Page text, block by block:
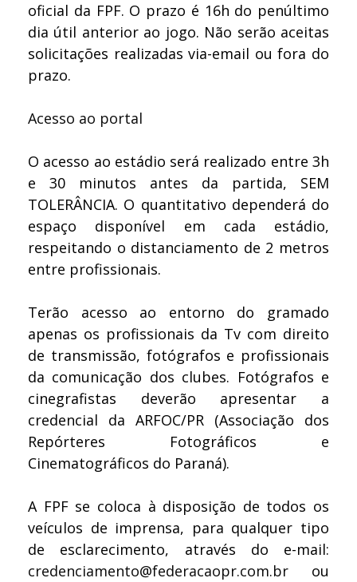
oficial da FPF. O prazo é 16h do penúltimo
dia útil anterior ao jogo. Não serão aceitas
solicitações realizadas via-email ou fora do
prazo.
Acesso ao portal
O acesso ao estádio será realizado entre 3h
e 30 minutos antes da partida, SEM
TOLERÂNCIA. O quantitativo dependerá do
espaço disponível em cada estádio,
respeitando o distanciamento de 2 metros
entre profissionais.
Terão acesso ao entorno do gramado
apenas os profissionais da Tv com direito
de transmissão, fotógrafos e profissionais
da comunicação dos clubes. Fotógrafos e
cinegrafistas deverão apresentar a
credencial da ARFOC/PR (Associação dos
Repórteres Fotográficos e
Cinematográficos do Paraná).
A FPF se coloca à disposição de todos os
veículos de imprensa, para qualquer tipo
de esclarecimento, através do e-mail:
credenciamento@federacaopr.com.br ou